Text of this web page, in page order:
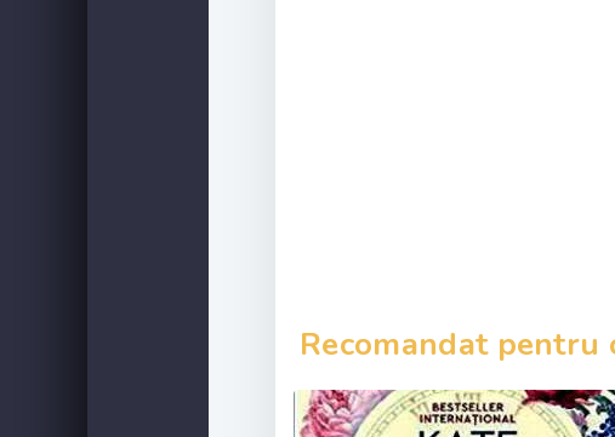
Recomandat